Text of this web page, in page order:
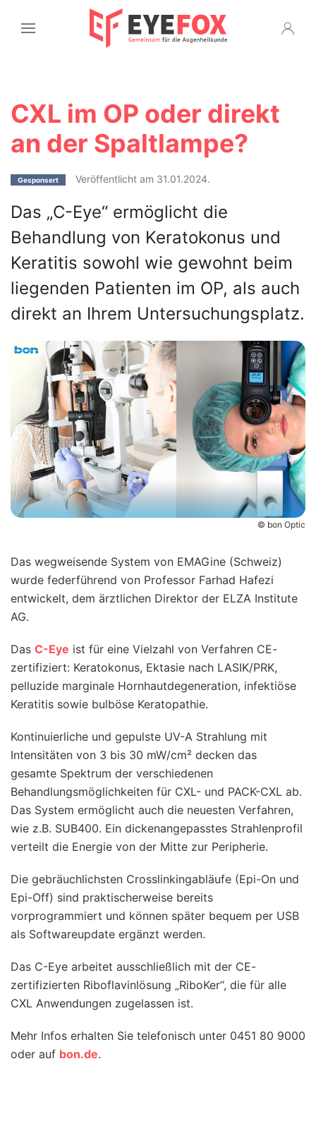
CXL im OP oder direkt
an der Spaltlampe?
Gesponsert Veröffentlicht am 31.01.2024.
Das „C-Eye“ ermöglicht die
Behandlung von Keratokonus und
Keratitis sowohl wie gewohnt beim
liegenden Patienten im OP, als auch
direkt an Ihrem Untersuchungsplatz.
© bon Optic
Das wegweisende System von EMAGine (Schweiz)
wurde federführend von Professor Farhad Hafezi
entwickelt, dem ärztlichen Direktor der ELZA Institute
AG.
Das C-Eye ist für eine Vielzahl von Verfahren CE-
zertifiziert: Keratokonus, Ektasie nach LASIK/PRK,
pelluzide marginale Hornhautdegeneration, infektiöse
Keratitis sowie bulböse Keratopathie.
Kontinuierliche und gepulste UV-A Strahlung mit
Intensitäten von 3 bis 30 mW/cm² decken das
gesamte Spektrum der verschiedenen
Behandlungsmöglichkeiten für CXL- und PACK-CXL ab.
Das System ermöglicht auch die neuesten Verfahren,
wie z.B. SUB400. Ein dickenangepasstes Strahlenprofil
verteilt die Energie von der Mitte zur Peripherie.
Die gebräuchlichsten Crosslinkingabläufe (Epi-On und
Epi-Off) sind praktischerweise bereits
vorprogrammiert und können später bequem per USB
als Softwareupdate ergänzt werden.
Das C-Eye arbeitet ausschließlich mit der CE-
zertifizierten Riboflavinlösung „RiboKer“, die für alle
CXL Anwendungen zugelassen ist.
Mehr Infos erhalten Sie telefonisch unter 0451 80 9000
oder auf bon.de.